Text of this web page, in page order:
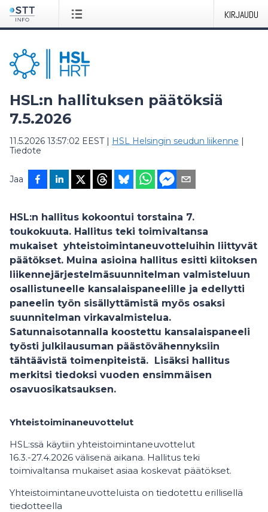
KIRJAUDU
HSL:n hallituksen päätöksiä
7.5.2026
11.5.2026 13:57:02 EEST| HSL Helsingin seudun liikenne |
Tiedote
Jaa
HSL:n hallitus kokoontui torstaina 7.
toukokuuta. Hallitus teki toimivaltansa
mukaiset yhteistoimintaneuvotteluihin liittyvät
päätökset. Muina asioina hallitus esitti kiitoksen
liikennejärjestelmäsuunnitelman valmisteluun
osallistuneelle kansalaispaneelille ja edellytti
paneelin työn sisällyttämistä myös osaksi
suunnitelman virkavalmistelua.
Satunnaisotannalla koostettu kansalaispaneeli
työsti julkilausuman päästövähennyksiin
tähtäävistä toimenpiteistä. Lisäksi hallitus
merkitsi tiedoksi vuoden ensimmäisen
osavuosikatsauksen.
Yhteistoiminaneuvottelut
HSL:ssä käytiin yhteistoimintaneuvottelut
16.3.-27.4.2026 välisenä aikana. Hallitus teki
toimivaltansa mukaiset asiaa koskevat päätökset.
Yhteistoimintaneuvotteluista on tiedotettu erillisellä
tiedotteella